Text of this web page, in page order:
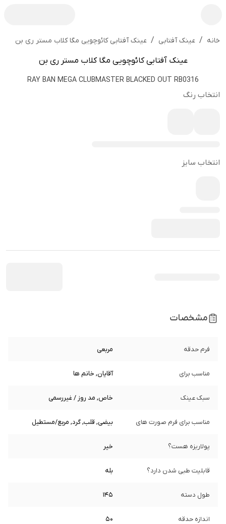
خانه / عینک آفتابی / عینک آفتابی کائوچویی مگا کلاب مستر ری بن
عینک آفتابی کائوچویی مگا کلاب مستر ری بن
RAY BAN MEGA CLUBMASTER BLACKED OUT RB0316
انتخاب رنگ
انتخاب سایز
مشخصات
فرم حدقه مربعی
مناسب برای آقایان, خانم ها
سبک عینک خاص, مد روز / غیررسمی
مناسب برای فرم صورت های بیضی, قلب, گرد, مربع/مستطیل
پولاریزه هست؟ خیر
قابلیت طبی شدن دارد؟ بله
طول دسته 145
اندازه حدقه 50